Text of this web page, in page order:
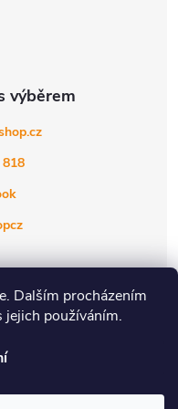
Dalším procházením
jejich používáním.
|
práva vyhrazena.